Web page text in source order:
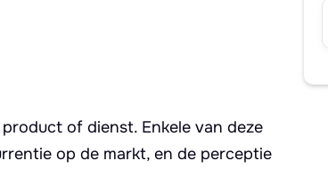
of dienst. Enkele van deze
op de markt, en de perceptie